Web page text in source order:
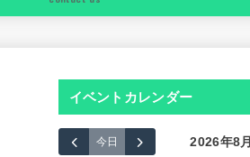
イベントカレンダー
今日 2026年8月